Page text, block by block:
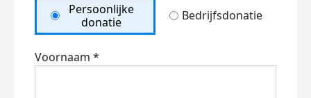
Persoonlijke
donatie
Bedrijfsdonatie
Voornaam *